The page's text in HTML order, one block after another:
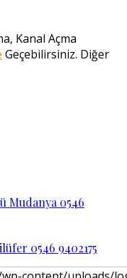
Kanal Açma
Geçebilirsiniz. Diğer
Mudanya 0546
0546 9402175